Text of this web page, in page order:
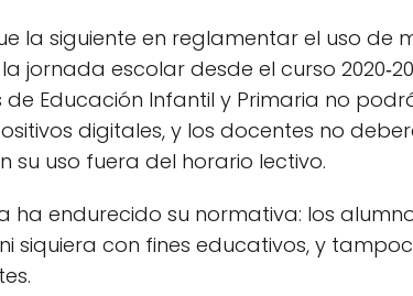
la siguiente en reglamentar el uso de
jornada escolar desde el curso
de Educación Infantil y Primaria no
digitales, y los docentes no
su uso fuera del horario lectivo.
ha endurecido su normativa: los
siquiera con fines educativos, y